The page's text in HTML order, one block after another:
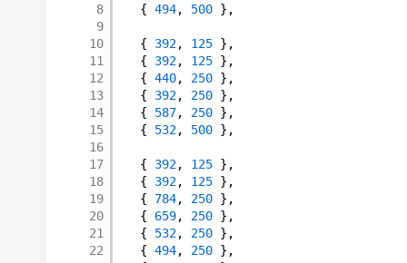
8
9
10
11
12
13
14
15
16
17
18
19
20
21
22
{ 494, 500 },
{ 392, 125 },
{ 392, 125 },
{ 440, 250 },
{ 392, 250 },
{ 587, 250 },
{ 532, 500 },
{ 392, 125 },
{ 392, 125 },
{ 784, 250 },
{ 659, 250 },
{ 532, 250 },
{ 494, 250 },